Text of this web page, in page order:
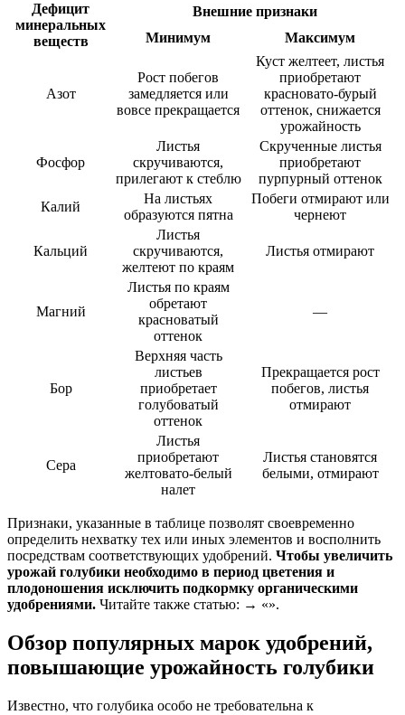
Дефицит
минеральных
веществ
Внешние признаки
Минимум
Максимум
Азот
Рост побегов
замедляется или
вовсе прекращается
Куст желтеет, листья
приобретают
красновато-бурый
оттенок, снижается
урожайность
Фосфор
Листья
скручиваются,
прилегают к стеблю
Скрученные листья
приобретают
пурпурный оттенок
Калий
На листьях
образуются пятна
Побеги отмирают или
чернеют
Кальций
Листья
скручиваются,
желтеют по краям
Листья отмирают
Магний
Листья по краям
обретают
красноватый
оттенок
—
Бор
Верхняя часть
листьев
приобретает
голубоватый
оттенок
Прекращается рост
побегов, листья
отмирают
Сера
Листья
приобретают
желтовато-белый
налет
Листья становятся
белыми, отмирают
Признаки, указанные в таблице позволят своевременно
определить нехватку тех или иных элементов и восполнить
посредствам соответствующих удобрений. Чтобы увеличить
урожай голубики необходимо в период цветения и
плодоношения исключить подкормку органическими
удобрениями. Читайте также статью: → «».
Обзор популярных марок удобрений,
повышающие урожайность голубики
Известно, что голубика особо не требовательна к